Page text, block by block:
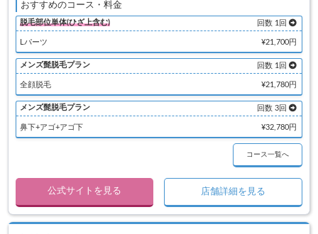
おすすめのコース・料金
脱毛部位単体(ひざ上含む) 回数 1回
Lパーツ ¥21,700円
メンズ髭脱毛プラン 回数 1回
全顔脱毛 ¥21,780円
メンズ髭脱毛プラン 回数 3回
鼻下+アゴ+アゴ下 ¥32,780円
コース一覧へ
公式サイトを見る 店舗詳細を見る